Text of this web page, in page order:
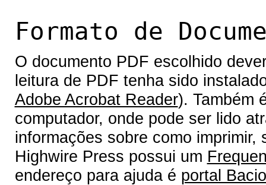
Formato de
O documento PDF escolhido
leitura de PDF tenha sido
Adobe Acrobat Reader). Também
computador, onde pode ser lido
informações sobre como
Highwire Press possui um
endereço para ajuda é portal